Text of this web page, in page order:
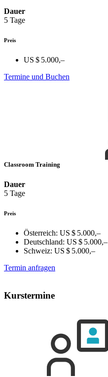
Dauer
5 Tage
Preis
US $ 5.000,–
Termine und Buchen
Classroom Training
Dauer
5 Tage
Preis
Österreich: US $ 5.000,–
Deutschland: US $ 5.000,–
Schweiz: US $ 5.000,–
Termin anfragen
Kurstermine